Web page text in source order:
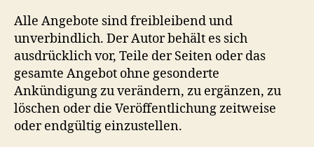
Alle Angebote sind freibleibend und
unverbindlich. Der Autor behält es sich
ausdrücklich vor, Teile der Seiten oder das
gesamte Angebot ohne gesonderte
Ankündigung zu verändern, zu ergänzen, zu
löschen oder die Veröffentlichung zeitweise
oder endgültig einzustellen.